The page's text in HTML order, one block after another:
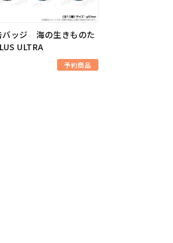
バッジ 海の生きものた
ULTRA
予約商品